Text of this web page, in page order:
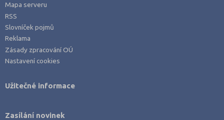
Mapa serveru
RSS
Slovníček pojmů
Reklama
Zásady zpracování OÚ
Nastavení cookies
Užitečné informace
Zasílání novinek